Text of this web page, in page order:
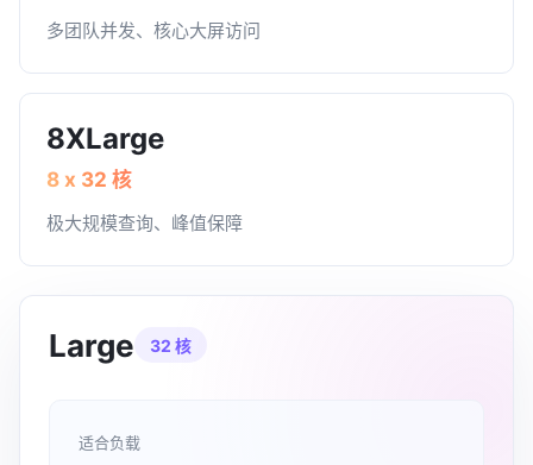
多团队并发、核心大屏访问
8XLarge
8 x 32 核
极大规模查询、峰值保障
Large 32 核
适合负载